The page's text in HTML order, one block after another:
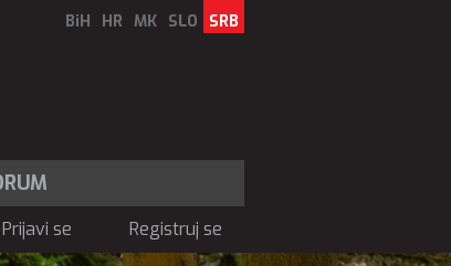
BiH HR MK SLO SRB
Prijavi se Registruj se